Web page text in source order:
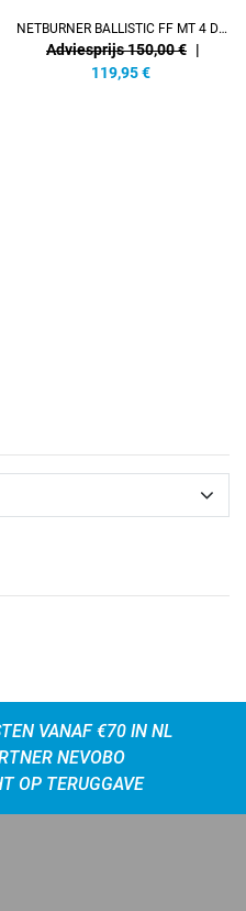
NETBURNER BALLISTIC FF MT 4 DAMES
Adviesprijs 150,00 € |
119,95 €
VANAF €70 IN NL
NEVOBO
OP TERUGGAVE